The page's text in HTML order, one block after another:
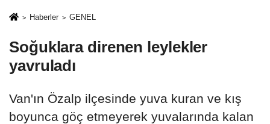
Haberler GENEL
Soğuklara direnen leylekler
yavruladı
Van'ın Özalp ilçesinde yuva kuran ve kış
boyunca göç etmeyerek yuvalarında kalan